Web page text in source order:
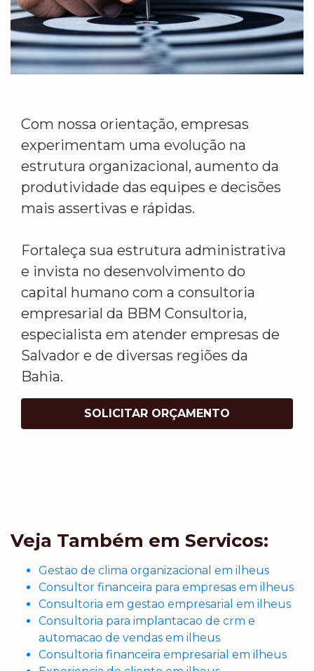
Com nossa orientação, empresas
experimentam uma evolução na
estrutura organizacional, aumento da
produtividade das equipes e decisões
mais assertivas e rápidas.
Fortaleça sua estrutura administrativa
e invista no desenvolvimento do
capital humano com a consultoria
empresarial da BBM Consultoria,
especialista em atender empresas de
Salvador e de diversas regiões da
Bahia.
SOLICITAR ORÇAMENTO
Veja Também em Servicos:
Gestao de clima organizacional em ilheus
Consultor financeira para empresas em ilheus
Consultoria em gestao empresarial em ilheus
Consultoria para implantacao de crm e
automacao de vendas em ilheus
Consultoria financeira empresarial em ilheus